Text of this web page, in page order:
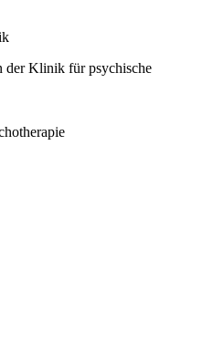
der Klinik für psychische